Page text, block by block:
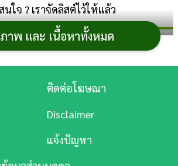
ใจ ? เราจัดลิสต์ไว้ให้แล้ว
วท่าตะเกียบ
ฉะเชิงเทรา
ากา
ชิงประวัติศาสตร์และสิ่งศักดิ์สิทธิ์คู่
าพ และ เนื้อหาทั้งหมด
ติดต่อโฆษณา
Disclaimer
แจ้งปัญหา